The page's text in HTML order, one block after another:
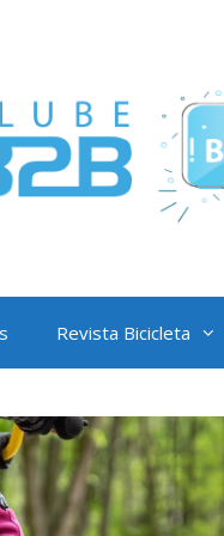
Revista Bicicleta